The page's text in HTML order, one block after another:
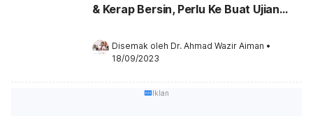
& Kerap Bersin, Perlu Ke Buat Ujian
Disemak oleh Dr. Ahmad Wazir Aiman •
18/09/2023
Iklan